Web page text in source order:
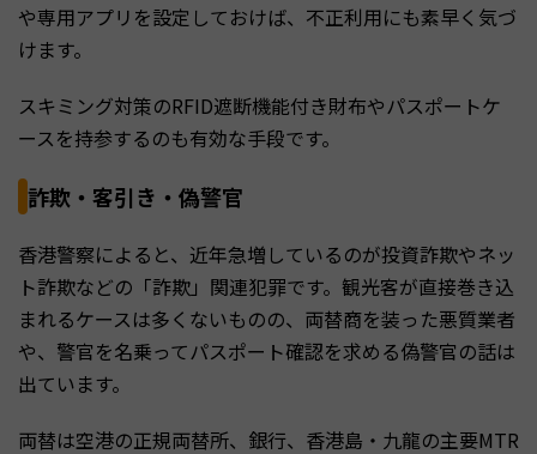
や専用アプリを設定しておけば、不正利用にも素早く気づ
けます。
スキミング対策のRFID遮断機能付き財布やパスポートケ
ースを持参するのも有効な手段です。
詐欺・客引き・偽警官
香港警察によると、近年急増しているのが投資詐欺やネッ
ト詐欺などの「詐欺」関連犯罪です。観光客が直接巻き込
まれるケースは多くないものの、両替商を装った悪質業者
や、警官を名乗ってパスポート確認を求める偽警官の話は
出ています。
両替は空港の正規両替所、銀行、香港島・九龍の主要MTR